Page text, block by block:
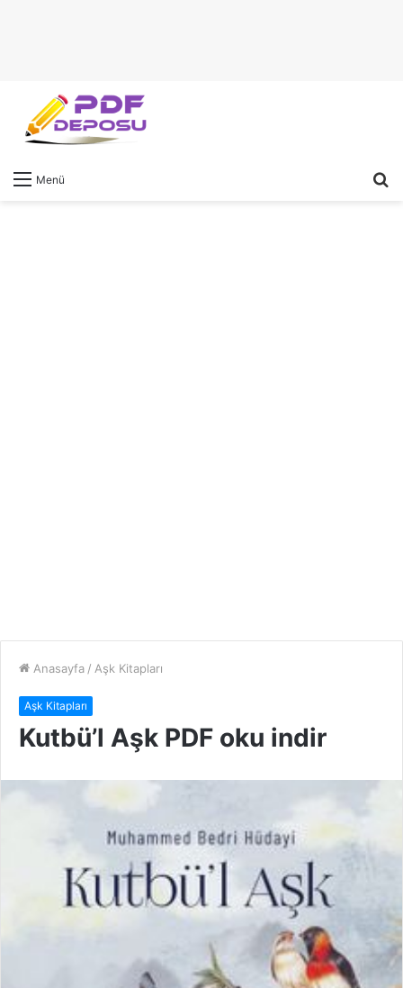
Menü
Anasayfa / Aşk Kitapları
Aşk Kitapları
Kutbü’l Aşk PDF oku indir